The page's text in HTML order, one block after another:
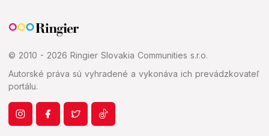
© 2010 - 2026 Ringier Slovakia Communities s.r.o.
Autorské práva sú vyhradené a vykonáva ich prevádzkovateľ
portálu.